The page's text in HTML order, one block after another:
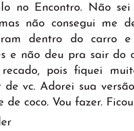
lo no Encontro. Não
não consegui me
dentro do carro
e não deu pra sair do
pois fiquei
de vc. Adorei sua
de coco. Vou fazer.